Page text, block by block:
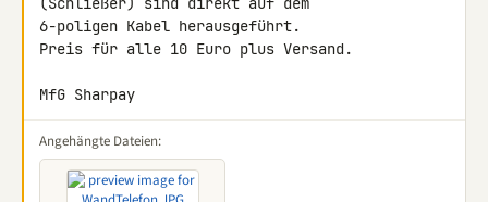
6-poligen Kabel herausgeführt.
Preis für alle 10 Euro plus Versand.
MfG Sharpay
Angehängte Dateien: